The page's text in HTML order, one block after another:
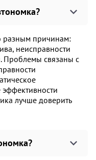
разным причинам:
неисправности
Проблемы связаны с
лучше доверить